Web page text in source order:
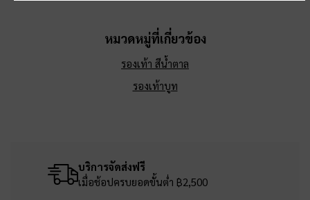
หมวดหมู่ที่เกี่ยวข้อง
รองเท้า สีน้ำตาล
รองเท้าบูท
บริการจัดส่งฟรี
เมื่อช้อปครบยอดขั้นต่ำ ฿2,500